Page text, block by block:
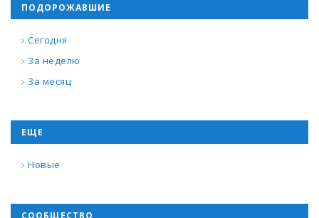
ПОДОРОЖАВШИЕ
Сегодня
За неделю
За месяц
ЕЩЕ
Новые
СООБЩЕСТВО